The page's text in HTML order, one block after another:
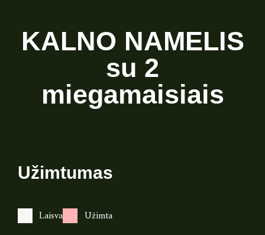
KALNO NAMELIS
su 2
miegamaisiais
Užimtumas
Laisva
Užimta